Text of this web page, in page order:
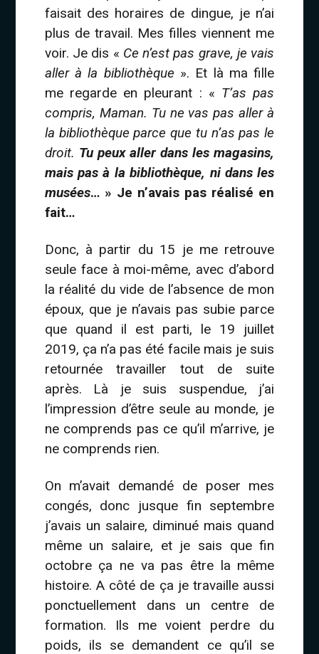
faisait des horaires de dingue, je n’ai
plus de travail. Mes filles viennent me
voir. Je dis « Ce n’est pas grave, je vais
aller à la bibliothèque ». Et là ma fille
me regarde en pleurant : « T’as pas
compris, Maman. Tu ne vas pas aller à
la bibliothèque parce que tu n’as pas le
droit. Tu peux aller dans les magasins,
mais pas à la bibliothèque, ni dans les
musées… » Je n’avais pas réalisé en
fait…
Donc, à partir du 15 je me retrouve
seule face à moi-même, avec d’abord
la réalité du vide de l’absence de mon
époux, que je n’avais pas subie parce
que quand il est parti, le 19 juillet
2019, ça n’a pas été facile mais je suis
retournée travailler tout de suite
après. Là je suis suspendue, j’ai
l’impression d’être seule au monde, je
ne comprends pas ce qu’il m’arrive, je
ne comprends rien.
On m’avait demandé de poser mes
congés, donc jusque fin septembre
j’avais un salaire, diminué mais quand
même un salaire, et je sais que fin
octobre ça ne va pas être la même
histoire. A côté de ça je travaille aussi
ponctuellement dans un centre de
formation. Ils me voient perdre du
poids, ils se demandent ce qu’il se